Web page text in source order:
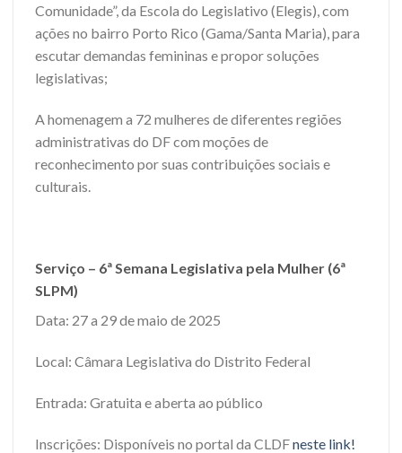
Comunidade”, da Escola do Legislativo (Elegis), com
ações no bairro Porto Rico (Gama/Santa Maria), para
escutar demandas femininas e propor soluções
legislativas;
A homenagem a 72 mulheres de diferentes regiões
administrativas do DF com moções de
reconhecimento por suas contribuições sociais e
culturais.
Serviço – 6ª Semana Legislativa pela Mulher (6ª
SLPM)
Data: 27 a 29 de maio de 2025
Local: Câmara Legislativa do Distrito Federal
Entrada: Gratuita e aberta ao público
Inscrições: Disponíveis no portal da CLDFneste link!